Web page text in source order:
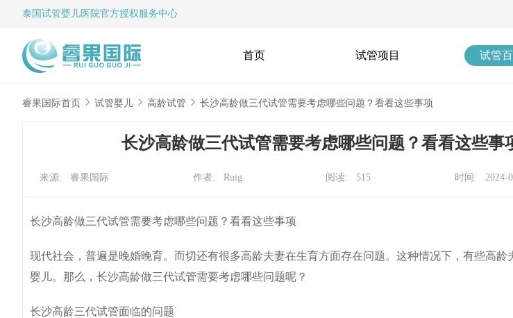
泰国试管婴儿 医院官方授权服务中心
首页 试管项目 试管
睿果国际首页 试管婴儿 高龄试管 长沙高龄做三代试管需要考虑哪些问题？看看这些事项
长沙高龄做三代试管需要考虑哪些问题？看看这些事
来源: 睿果国际 作者: Ruig 阅读: 515 时间: 2024-
长沙高龄做三代试管需要考虑哪些问题？看看这些事项
现代社会，普遍是晚婚晚育。而切还有很多高龄夫妻在生育方面存在问题。这种情况下，有些高龄
婴儿。那么，长沙高龄做三代试管需要考虑哪些问题呢？
长沙高龄三代试管面临的问题